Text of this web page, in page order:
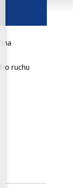
ruchu